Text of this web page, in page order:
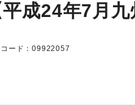
平成24年7月
ード：09922057